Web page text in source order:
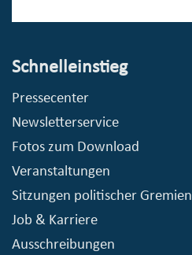
Schnelleinstieg
Pressecenter
Newsletterservice
Fotos zum Download
Veranstaltungen
Sitzungen politischer Gremien
Job & Karriere
Ausschreibungen